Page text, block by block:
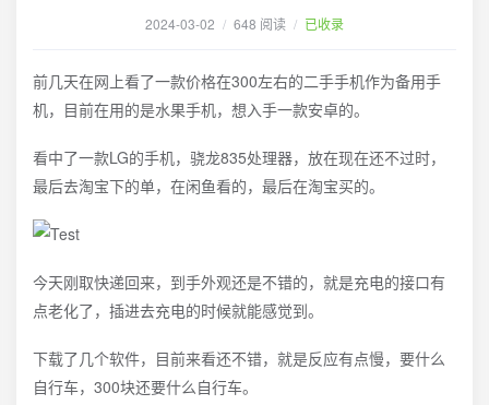
2024-03-02 / 648 阅读 / 已收录
前几天在网上看了一款价格在300左右的二手手机作为备用手
机，目前在用的是水果手机，想入手一款安卓的。
看中了一款LG的手机，骁龙835处理器，放在现在还不过时，
最后去淘宝下的单，在闲鱼看的，最后在淘宝买的。
今天刚取快递回来，到手外观还是不错的，就是充电的接口有
点老化了，插进去充电的时候就能感觉到。
下载了几个软件，目前来看还不错，就是反应有点慢，要什么
自行车，300块还要什么自行车。